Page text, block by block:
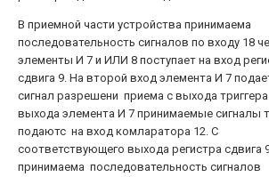
В приемной части устройства принимаема
последовательность сигналов по входу 18
элементы И 7 и ИЛИ 8 поступает на вход
сдвига 9. На второй вход элемента И 7
сигнал разрешени приема с выхода
выхода элемента И 7 принимаемые сигналы
подаютс на вход комларатора 12. С
соответствующего выхода регистра сдвига
принимаема последовательность сигналов